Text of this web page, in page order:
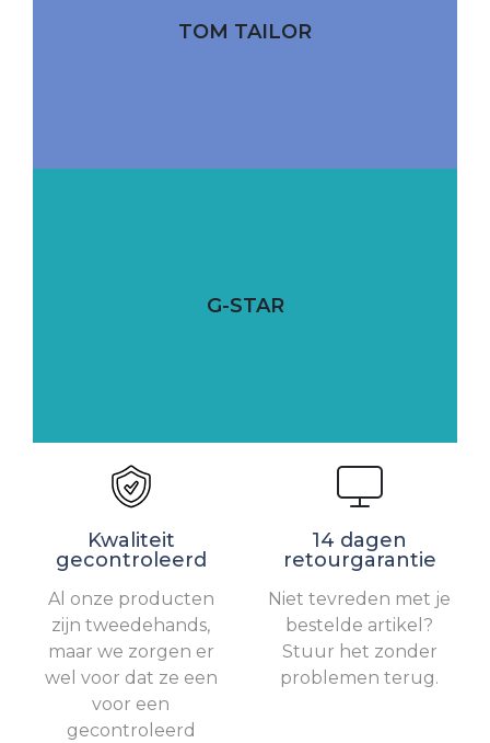
TOM TAILOR
G-STAR
Kwaliteit
gecontroleerd
Al onze producten
zijn tweedehands,
maar we zorgen er
wel voor dat ze een
voor een
gecontroleerd
14 dagen
retourgarantie
Niet tevreden met je
bestelde artikel?
Stuur het zonder
problemen terug.